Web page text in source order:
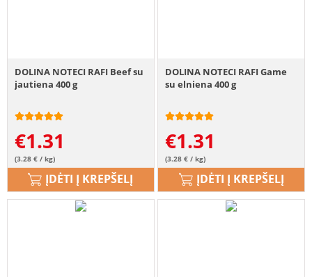
DOLINA NOTECI RAFI Beef su
jautiena 400 g
€1.31
(3.28 € / kg)
ĮDĖTI Į KREPŠELĮ
DOLINA NOTECI RAFI Game
su elniena 400 g
€1.31
(3.28 € / kg)
ĮDĖTI Į KREPŠELĮ